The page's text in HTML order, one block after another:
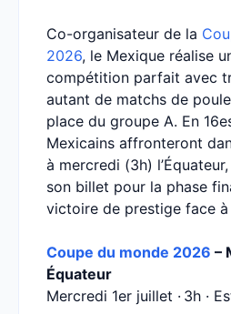
Co-organisateur de la
2026, le Mexique réalise
compétition parfait avec
autant de matchs de
place du groupe A. En
Mexicains affronteront
à mercredi (3h)
son billet pour la phase
victoire de prestige face à
Coupe du monde 2026 –
Équateur
Mercredi 1er juillet · 3h ·